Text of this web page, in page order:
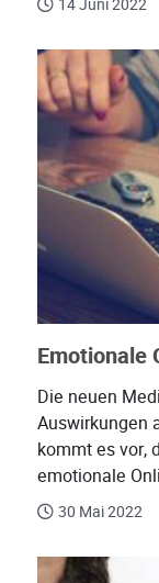
Emotionale
Die neuen
Auswirkungen
kommt es vor,
emotionale
30 Mai 2022